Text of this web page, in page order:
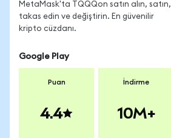
MetaMask'ta TQQQon satın alın, satın,
takas edin ve değiştirin. En güvenilir
kripto cüzdanı.
Google Play
Puan
4.4
İndirme
10M+